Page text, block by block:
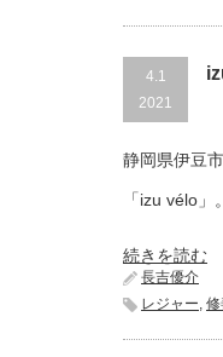
4.1
2021
静岡県伊豆
「izu vélo
続きを読む
長吉優介
レジャー, 修